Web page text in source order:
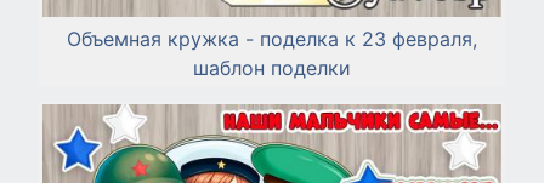
Объемная кружка - поделка к 23 февраля,
шаблон поделки